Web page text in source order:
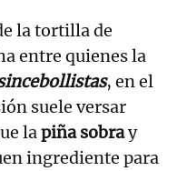
la tortilla de
entre quienes la
, en el
suele versar
lapiña sobray
ingrediente para